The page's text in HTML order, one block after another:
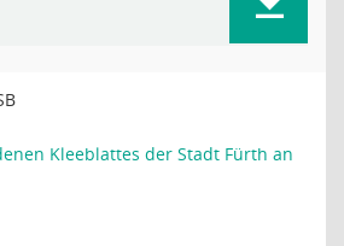
Kleeblattes der Stadt Fürth an